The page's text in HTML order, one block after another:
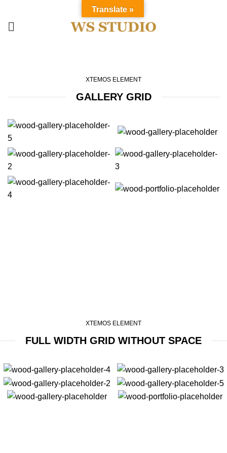
Images gallery
XTEMOS ELEMENT
GALLERY GRID
XTEMOS ELEMENT
FULL WIDTH GRID WITHOUT SPACE
Translate »